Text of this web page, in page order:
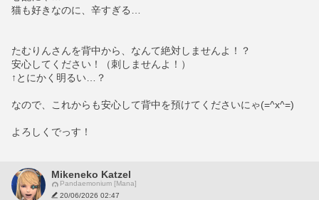
猫も好きなのに、辛すぎる…
たむりんさんを背中から、なんて絶対しませんよ！？
安心してください！（刺しませんよ！）
↑とにかく明るい…？
なので、これからも安心して背中を預けてくださいにゃ(=^x^=)
よろしくでっす！
Mikeneko Katzel
Pandaemonium [Mana]
20/06/2026 02:47